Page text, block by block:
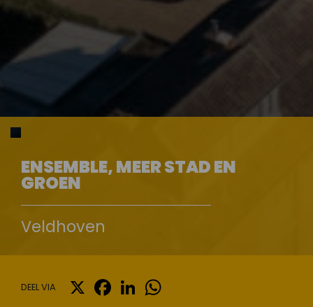
ENSEMBLE, MEER STAD EN
GROEN
Veldhoven
DEEL VIA FACEBOOK
LINKEDIN